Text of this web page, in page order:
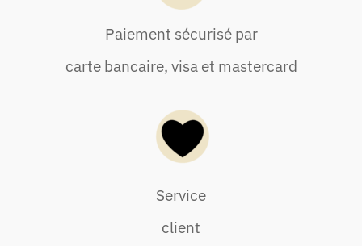
Paiement sécurisé par
carte bancaire, visa et mastercard
Service
client